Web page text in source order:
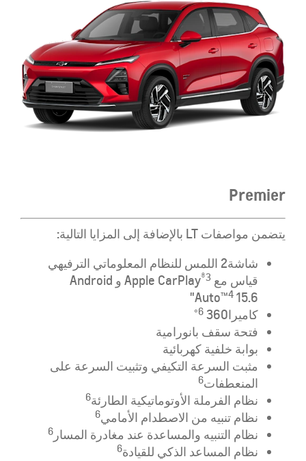
Premier
يتضمن مواصفات LT بالإضافة إلى المزايا التالية:
شاشة2 اللمس للنظام المعلوماتي الترفيهي
قياس مع Apple CarPlay ®️3
و Android
Auto™️4 15.6"
كاميرا
6 360°
فتحة سقف بانورامية
بوابة خلفية كهربائية
مثبت السرعة التكيفي وتثبيت السرعة على
المنعطفات6
نظام الفرملة الأوتوماتيكية الطارئة6
نظام تنبيه من الاصطدام الأمامي6
نظام التنبيه والمساعدة عند مغادرة المسار 6
نظام المساعد الذكي للقيادة6